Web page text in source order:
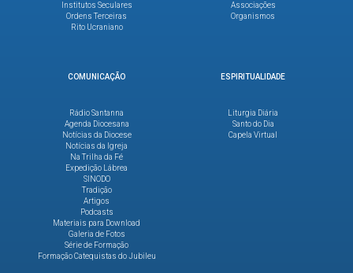
Institutos Seculares
Ordens Terceiras
Rito Ucraniano
Associações
Organismos
COMUNICAÇÃO
Rádio Santanna
Agenda Diocesana
Notícias da Diocese
Notícias da Igreja
Na Trilha da Fé
Expedição Lábrea
SINODO
Tradição
Artigos
Podcasts
Materiais para Download
Galeria de Fotos
Série de Formação
Formação Catequistas do Jubileu
ESPIRITUALIDADE
Liturgia Diária
Santo do Dia
Capela Virtual